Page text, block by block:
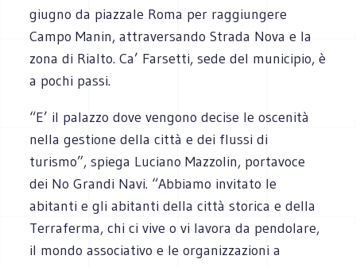
giugno da piazzale Roma per raggiungere
Campo Manin, attraversando Strada Nova e la
zona di Rialto. Ca’ Farsetti, sede del municipio, è
a pochi passi.
“E’ il palazzo dove vengono decise le oscenità
nella gestione della città e dei flussi di
turismo”, spiega Luciano Mazzolin, portavoce
dei No Grandi Navi. “Abbiamo invitato le
abitanti e gli abitanti della città storica e della
Terraferma, chi ci vive o vi lavora da pendolare,
il mondo associativo e le organizzazioni a